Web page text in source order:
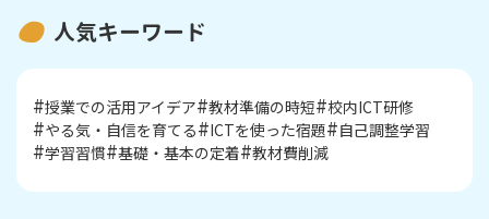
人気キーワード
授業での活用アイデア 教材準備の時短 校内ICT研修
やる気・自信を育てる
ICTを使った宿題
自己調整学習
学習習慣 基礎・基本の定着 教材費削減